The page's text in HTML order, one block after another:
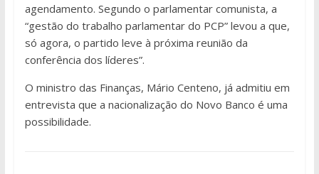
agendamento. Segundo o parlamentar comunista, a
“gestão do trabalho parlamentar do PCP” levou a que,
só agora, o partido leve à próxima reunião da
conferência dos líderes”.
O ministro das Finanças, Mário Centeno, já admitiu em
entrevista que a nacionalização do Novo Banco é uma
possibilidade.